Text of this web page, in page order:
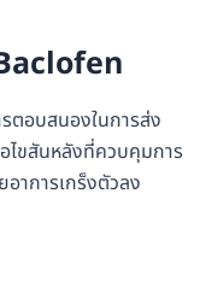
ตอบสนองในการส่ง
ไขสันหลังที่ควบคุมการ
าการเกร็งตัวลง